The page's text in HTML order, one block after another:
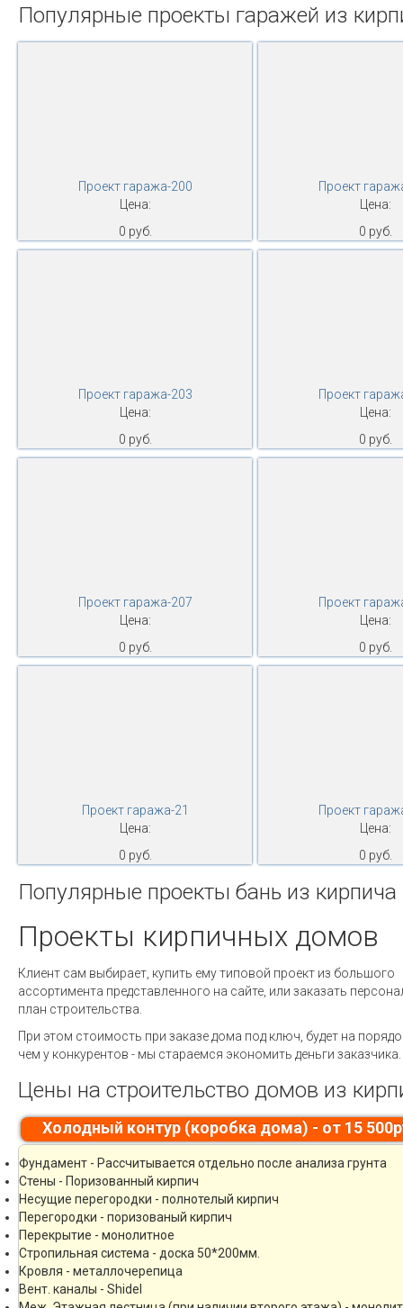
Популярные проекты гаражей из
Проект гаража-200
Цена:
0 руб.
Проект
Цена:
0 руб.
Проект гаража-203
Цена:
0 руб.
Проект
Цена:
0 руб.
Проект гаража-207
Цена:
0 руб.
Проект
Цена:
0 руб.
Проект гаража-21
Цена:
0 руб.
Проект
Цена:
0 руб.
Популярные проекты бань из кирпича
Проекты кирпичных домов
Клиент сам выбирает, купить ему типовой проект из большого
ассортимента представленного на сайте, или заказать
план строительства.
При этом стоимость при заказе дома под ключ, будет на
чем у конкурентов - мы стараемся экономить деньги заказчика.
Цены на строительство домов из
Холодный контур (коробка дома) - от 15
Фундамент - Рассчитывается отдельно после анализа грунта
Стены - Поризованный кирпич
Несущие перегородки - полнотелый кирпич
Перегородки - поризованый кирпич
Перекрытие - монолитное
Стропильная система - доска 50*200мм.
Кровля - металлочерепица
Вент. каналы - Shidel